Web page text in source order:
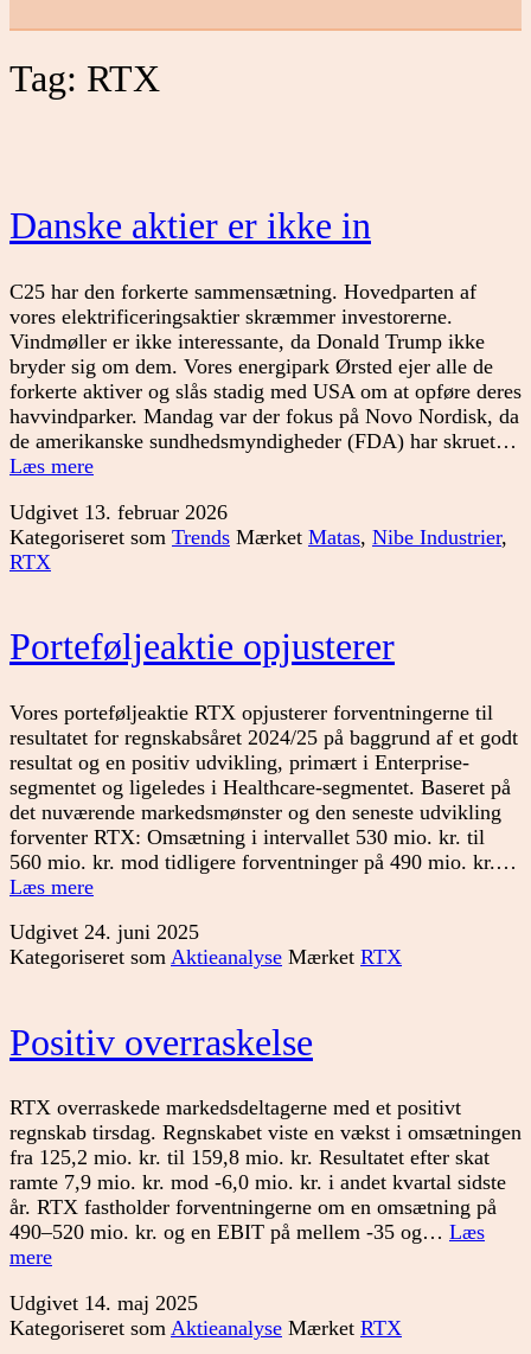
Tag: RTX
Danske aktier er ikke in
C25 har den forkerte sammensætning. Hovedparten af
vores elektrificeringsaktier skræmmer investorerne.
Vindmøller er ikke interessante, da Donald Trump ikke
bryder sig om dem. Vores energipark Ørsted ejer alle de
forkerte aktiver og slås stadig med USA om at opføre deres
havvindparker. Mandag var der fokus på Novo Nordisk, da
de amerikanske sundhedsmyndigheder (FDA) har skruet…
Læs mereDanske
er
ikke
Udgivet 13. februar 2026
Kategoriseret som Trends Mærket Matas, Nibe Industrier,
RTX
Porteføljeaktie opjusterer
Vores porteføljeaktie RTX opjusterer forventningerne til
resultatet for regnskabsåret 2024/25 på baggrund af et godt
resultat og en positiv udvikling, primært i Enterprise-
segmentet og ligeledes i Healthcare-segmentet. Baseret på
det nuværende markedsmønster og den seneste udvikling
forventer RTX: Omsætning i intervallet 530 mio. kr. til
560 mio. kr. mod tidligere forventninger på 490 mio. kr.…
Læs merePorteføljeaktie
Udgivet 24. juni 2025
Kategoriseret som Aktieanalyse Mærket RTX
Positiv overraskelse
RTX overraskede markedsdeltagerne med et positivt
regnskab tirsdag. Regnskabet viste en vækst i omsætningen
fra 125,2 mio. kr. til 159,8 mio. kr. Resultatet efter skat
ramte 7,9 mio. kr. mod -6,0 mio. kr. i andet kvartal sidste
år. RTX fastholder forventningerne om en omsætning på
490–520 mio. kr. og en EBIT på mellem -35 og… Læs
merePositiv
Udgivet 14. maj 2025
Kategoriseret som Aktieanalyse Mærket RTX